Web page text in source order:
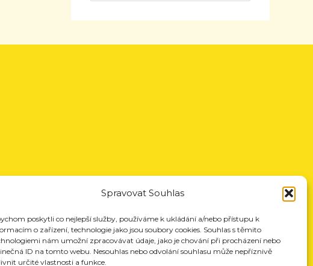
Spravovat Souhlas
poskytli co nejlepší služby, používáme k ukládání a/nebo přístupu k
o zařízení, technologie jako jsou soubory cookies. Souhlas s těmito
nám umožní zpracovávat údaje, jako je chování při procházení nebo
ID na tomto webu. Nesouhlas nebo odvolání souhlasu může nepříznivě
určité vlastnosti a funkce.